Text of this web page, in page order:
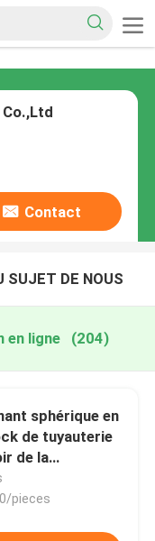
Co.,Ltd
Contact
SUJET DE NOUS
en ligne (204)
sphérique en
de tuyauterie
de la
1/4inch
pieces